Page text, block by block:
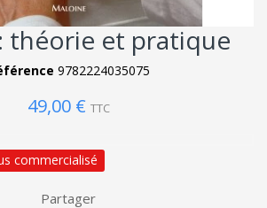
théorie et pratique
9782224035075
49,00 € TTC
commercialisé
Partager